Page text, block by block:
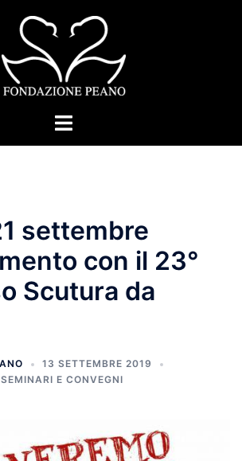
Mostra/Nascondi
settembre
con il 23°
Scutura da
13 SETTEMBRE 2019
SEMINARI E CONVEGNI